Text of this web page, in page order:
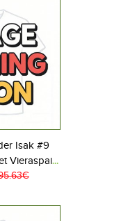
Isak #9
Vieraspaita